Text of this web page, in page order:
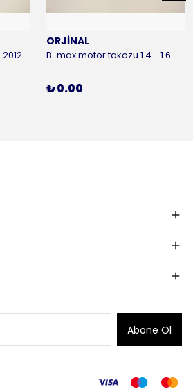
B-max arka poryalı bilya 2012-2016 ORJİNAL
ORJİNAL
B-max motor takozu 1.4 - 1.6 benzinli 2012-2016 ORJİNAL
₺ 0.00
Abone Ol